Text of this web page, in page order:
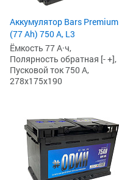
Аккумулятор Bars Premium
(77 Ah) 750 А, L3
Ёмкость 77 А·ч,
Полярность обратная [- +],
Пусковой ток 750 А,
278x175x190